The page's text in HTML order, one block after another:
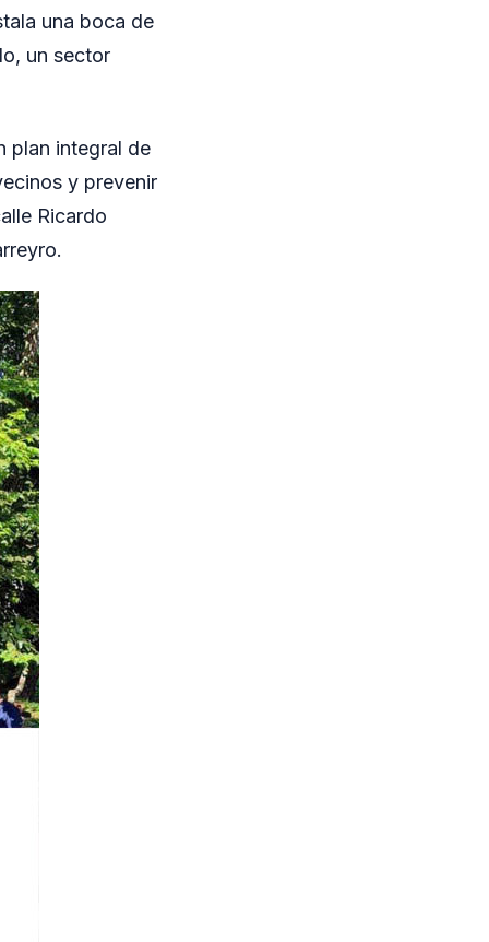
una boca de
un sector
plan integral de
y prevenir
Ricardo